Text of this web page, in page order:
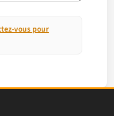
vous pour